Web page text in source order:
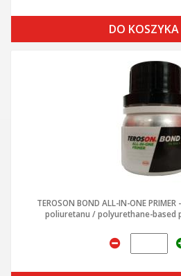
DO KOSZYKA
TEROSON BOND ALL-IN-ONE
poliuretanu / polyurethane-based